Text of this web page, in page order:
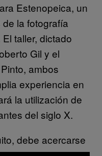
Estenopeica, un
la fotografía
taller, dictado
Gil y el
ambos
experiencia en
la utilización de
del siglo X.
debe acercarse